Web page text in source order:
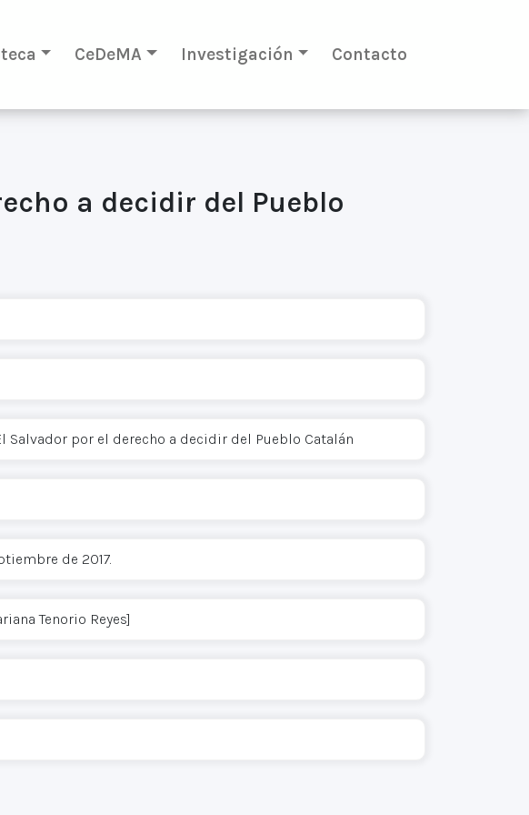
CeDeMA Investigación Contacto
a decidir del Pueblo
Salvador por el derecho a decidir del Pueblo Catalán
de 2017.
Tenorio Reyes]